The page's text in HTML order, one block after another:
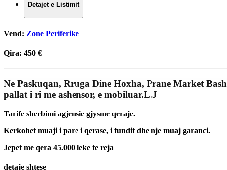
Detajet e Listimit
Vend: Zone Periferike
Qira: 450 €
Ne Paskuqan, Rruga Dine Hoxha, Prane Market
pallat i ri me ashensor, e mobiluar.L.J
Tarife sherbimi agjensie gjysme qeraje.
Kerkohet muaji i pare i qerase, i fundit dhe nje muaj garanci.
Jepet me qera 45.000 leke te reja
detaje shtese